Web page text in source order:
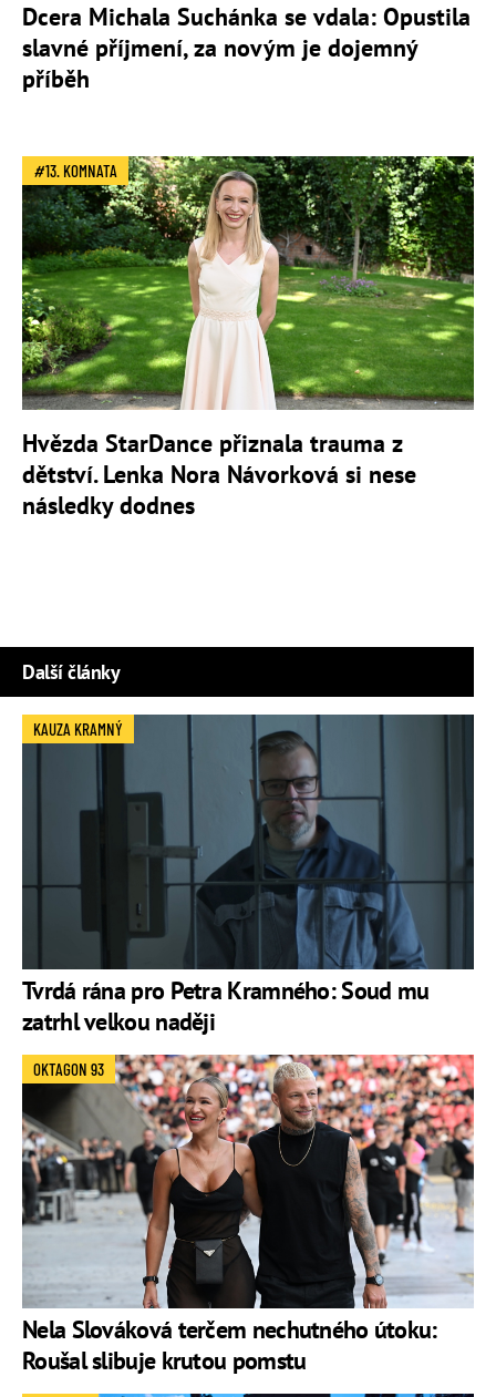
Dcera Michala Suchánka se vdala: Opustila
slavné příjmení, za novým je dojemný
příběh
13. KOMNATA
Hvězda StarDance přiznala trauma z
dětství. Lenka Nora Návorková si nese
následky dodnes
Další články
Tvrdá rána pro Petra Kramného: Soud mu
zatrhl velkou naději
KAUZA KRAMNÝ
Nela Slováková terčem nechutného útoku:
Roušal slibuje krutou pomstu
OKTAGON 93